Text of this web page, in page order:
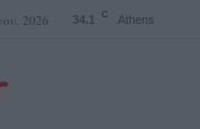
2026 34.1 C Athens